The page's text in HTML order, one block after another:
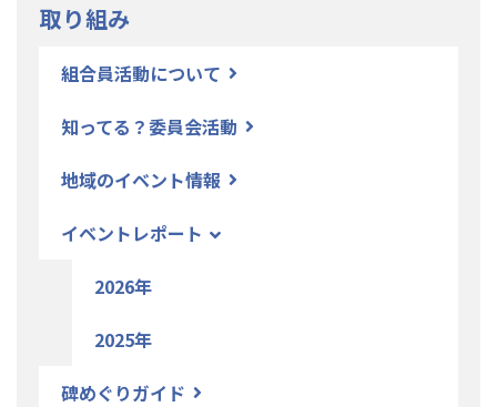
取り組み
組合員活動について
知ってる？委員会活動
地域のイベント情報
イベントレポート
2026年
2025年
碑めぐりガイド